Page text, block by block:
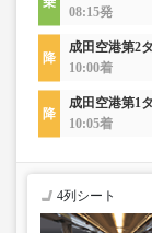
08:15発
成田空港第2
10:00着
成田空港第1
10:05着
4列シート